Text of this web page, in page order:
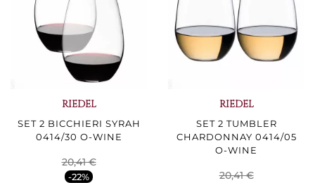
RIEDEL
SET 2 BICCHIERI SYRAH
0414/30 O-WINE
20,41 €
-22%
RIEDEL
SET 2 TUMBLER
CHARDONNAY 0414/05
O-WINE
20,41 €